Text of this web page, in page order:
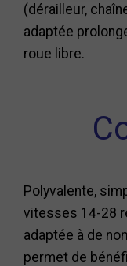
(dérailleur,
adaptée
roue libre.
Polyvalente,
vitesses 14-28
adaptée à de
permet de